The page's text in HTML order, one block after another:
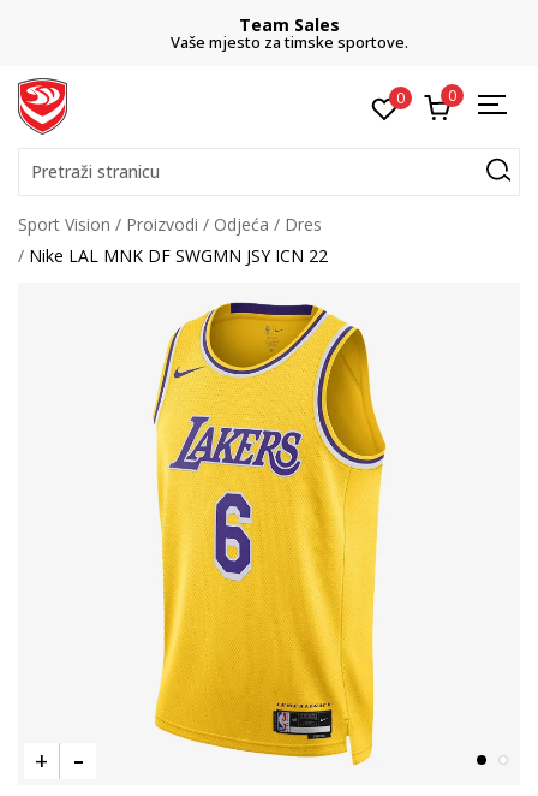
Team Sales
Vaše mjesto za timske sportove.
0 0
Pretraži stranicu
Sport Vision Proizvodi Odjeća
Dres
Nike LAL MNK DF SWGMN JSY ICN 22